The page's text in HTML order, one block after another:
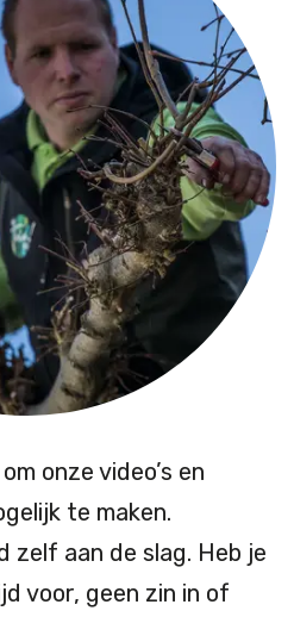
onze video’s en
te maken.
zelf aan de slag. Heb je
voor, geen zin in of